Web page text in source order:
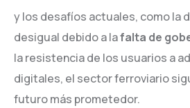
y los desafíos actuales, como la
desigual debido a lafalta de
la resistencia de los usuarios a
digitales, el sector ferroviario
futuro más prometedor.